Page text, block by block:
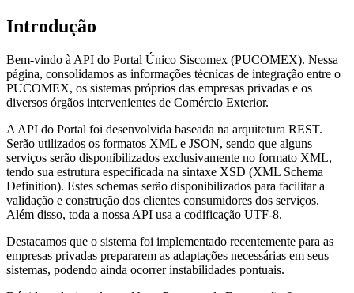
Introdução
Bem-vindo à API do Portal Único Siscomex (PUCOMEX). Nessa
página, consolidamos as informações técnicas de integração entre o
PUCOMEX, os sistemas próprios das empresas privadas e os
diversos órgãos intervenientes de Comércio Exterior.
A API do Portal foi desenvolvida baseada na arquitetura REST.
Serão utilizados os formatos XML e JSON, sendo que alguns
serviços serão disponibilizados exclusivamente no formato XML,
tendo sua estrutura especificada na sintaxe XSD (XML Schema
Definition). Estes schemas serão disponibilizados para facilitar a
validação e construção dos clientes consumidores dos serviços.
Além disso, toda a nossa API usa a codificação UTF-8.
Destacamos que o sistema foi implementado recentemente para as
empresas privadas prepararem as adaptações necessárias em seus
sistemas, podendo ainda ocorrer instabilidades pontuais.